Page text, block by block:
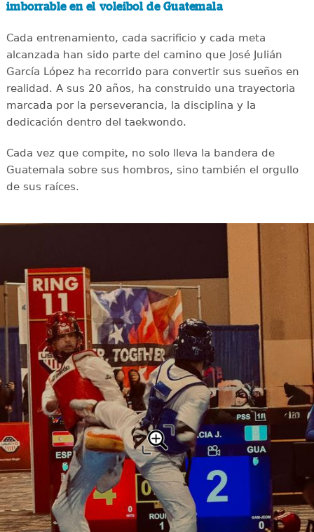
imborrable en el voleibol de Guatemala
Cada entrenamiento, cada sacrificio y cada meta
alcanzada han sido parte del camino que José Julián
García López ha recorrido para convertir sus sueños en
realidad. A sus 20 años, ha construido una trayectoria
marcada por la perseverancia, la disciplina y la
dedicación dentro del taekwondo.
Cada vez que compite, no solo lleva la bandera de
Guatemala sobre sus hombros, sino también el orgullo
de sus raíces.